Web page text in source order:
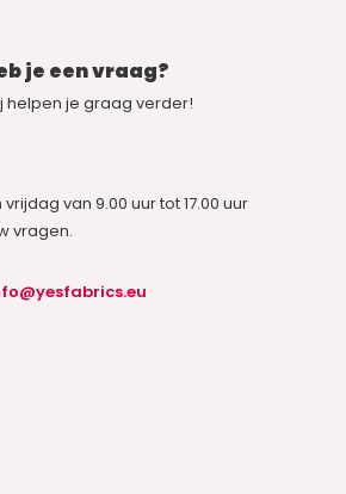
je een vraag?
helpen je graag verder!
van 9.00 uur tot 17.00 uur
vragen.